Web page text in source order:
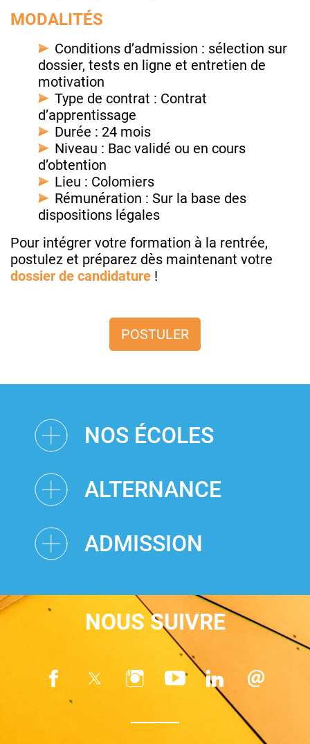
MODALITÉS
Conditions d’admission : sélection sur
dossier, tests en ligne et entretien de
motivation
Type de contrat : Contrat
d’apprentissage
Durée : 24 mois
Niveau : Bac validé ou en cours
d’obtention
Lieu : Colomiers
Rémunération : Sur la base des
dispositions légales
Pour intégrer votre formation à la rentrée,
postulez et préparez dès maintenant votre
dossier de candidature !
POSTULER
NOS ÉCOLES
ALTERNANCE
ADMISSION
NOUS SUIVRE